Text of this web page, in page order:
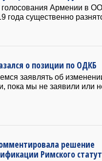
голосования Армении в
года существенно
о позиции по ОДКБ
заявлять об
пока мы не заявили или
решение
Римского